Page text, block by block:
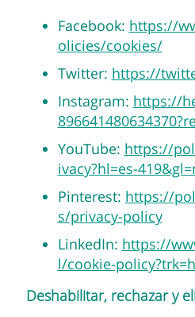
Facebook: https://
olicies/cookies/
Twitter: https://
Instagram: https://
YouTube: https://
ivacy?hl=es-
Pinterest: https://
s/privacy-policy
LinkedIn: https://
l/cookie-
Deshabilitar, rechazar y